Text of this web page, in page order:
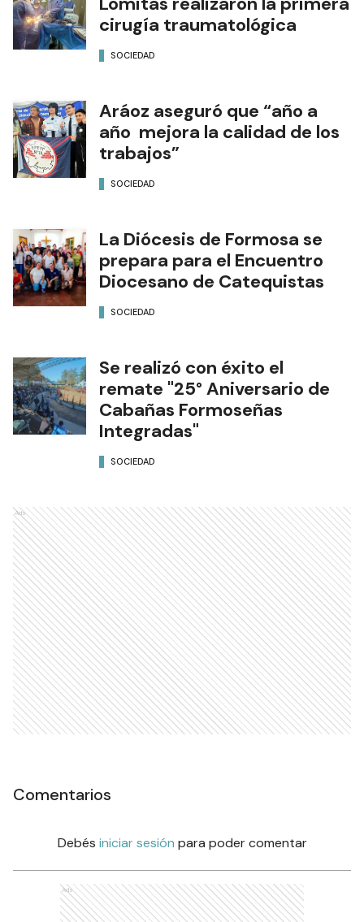
cirugía traumatológica
SOCIEDAD
Aráoz aseguró que “año a
año mejora la calidad de los
trabajos”
SOCIEDAD
La Diócesis de Formosa se
prepara para el Encuentro
Diocesano de Catequistas
SOCIEDAD
Se realizó con éxito el
remate "25° Aniversario de
Cabañas Formoseñas
Integradas"
SOCIEDAD
Ads
Comentarios
Debés iniciar sesión para poder comentar
Ads